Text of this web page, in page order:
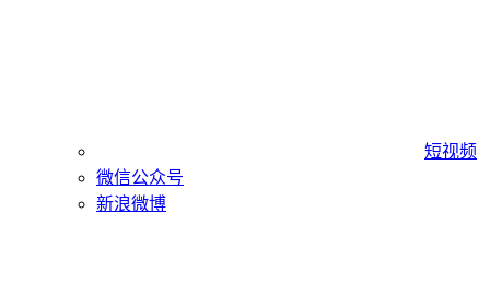
短视频
微信公众号
新浪微博